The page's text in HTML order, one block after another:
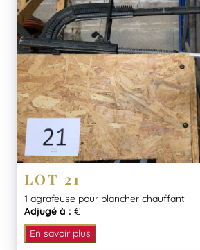
LOT 21
1 agrafeuse pour plancher chauffant
Adjugé à : €
En savoir plus